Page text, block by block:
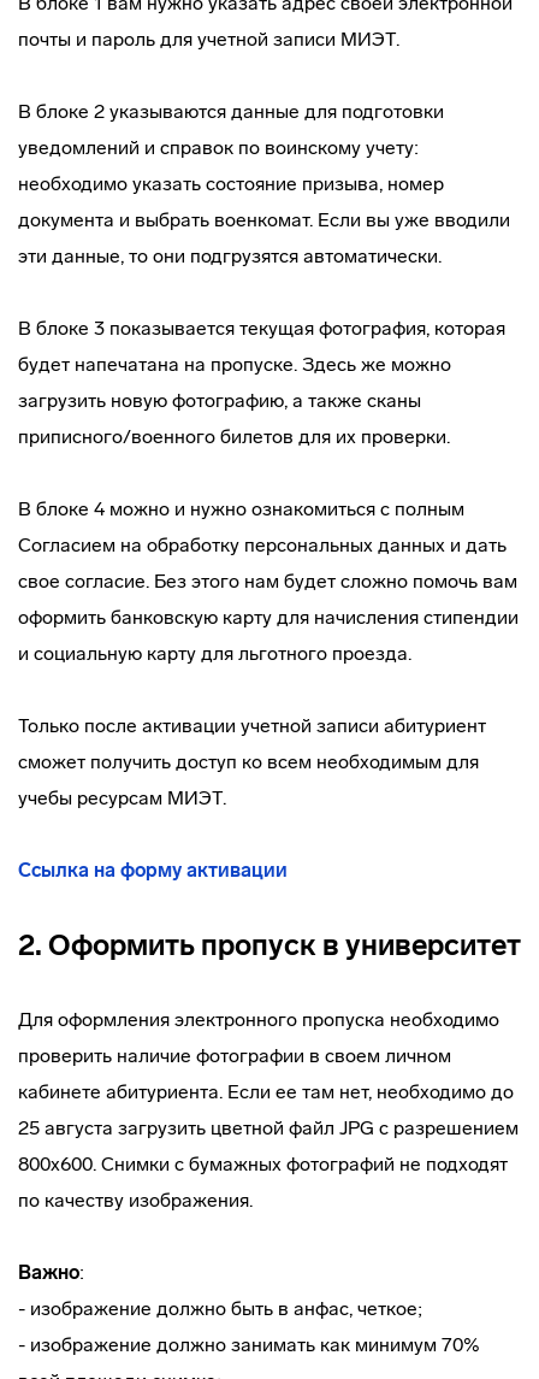
почты и пароль для учетной записи МИЭТ.
В блоке 2 указываются данные для подготовки
уведомлений и справок по воинскому учету:
необходимо указать состояние призыва, номер
документа и выбрать военкомат. Если вы уже вводили
эти данные, то они подгрузятся автоматически.
В блоке 3 показывается текущая фотография, которая
будет напечатана на пропуске. Здесь же можно
загрузить новую фотографию, а также сканы
приписного/военного билетов для их проверки.
В блоке 4 можно и нужно ознакомиться с полным
Согласием на обработку персональных данных и дать
свое согласие. Без этого нам будет сложно помочь вам
оформить банковскую карту для начисления стипендии
и социальную карту для льготного проезда.
Только после активации учетной записи абитуриент
сможет получить доступ ко всем необходимым для
учебы ресурсам МИЭТ.
Ссылка на форму активации
2. Оформить пропуск в университет
Для оформления электронного пропуска необходимо
проверить наличие фотографии в своем личном
кабинете абитуриента. Если ее там нет, необходимо до
25 августа загрузить цветной файл JPG с разрешением
800х600. Снимки с бумажных фотографий не подходят
по качеству изображения.
Важно:
- изображение должно быть в анфас, четкое;
- изображение должно занимать как минимум 70%